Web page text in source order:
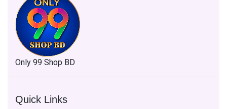
Only 99 Shop BD
Quick Links